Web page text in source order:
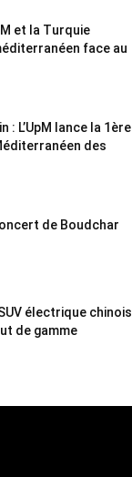
et la Turquie
face au
: L’UpM lance la 1ère
des
de Boudchar
électrique chinois
de gamme